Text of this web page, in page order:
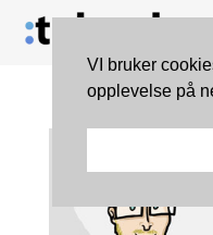
VI bruker
opplevelse på